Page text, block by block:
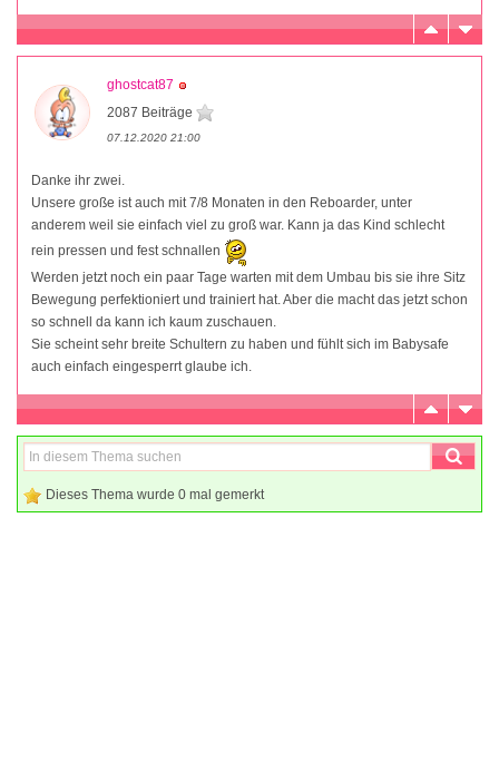
ghostcat87
2087 Beiträge
07.12.2020 21:00
Danke ihr zwei.
Unsere große ist auch mit 7/8 Monaten in den Reboarder, unter
anderem weil sie einfach viel zu groß war. Kann ja das Kind schlecht
rein pressen und fest schnallen
Werden jetzt noch ein paar Tage warten mit dem Umbau bis sie ihre Sitz
Bewegung perfektioniert und trainiert hat. Aber die macht das jetzt schon
so schnell da kann ich kaum zuschauen.
Sie scheint sehr breite Schultern zu haben und fühlt sich im Babysafe
auch einfach eingesperrt glaube ich.
Dieses Thema wurde 0 mal gemerkt